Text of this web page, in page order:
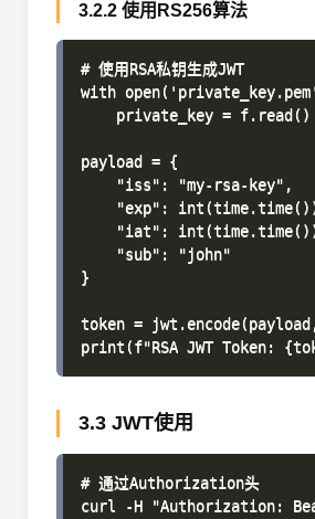
3.2.2 使用RS256算法
# 使用RSA私钥生成JWT
with
    private_key = f.read()
payload = {
    "iss": "my-rsa-key",
"exp":
"iat":
    "sub": "john"
}
token =
3.3 JWT使用
# 通过Authorization头
curl -H "Authorization: